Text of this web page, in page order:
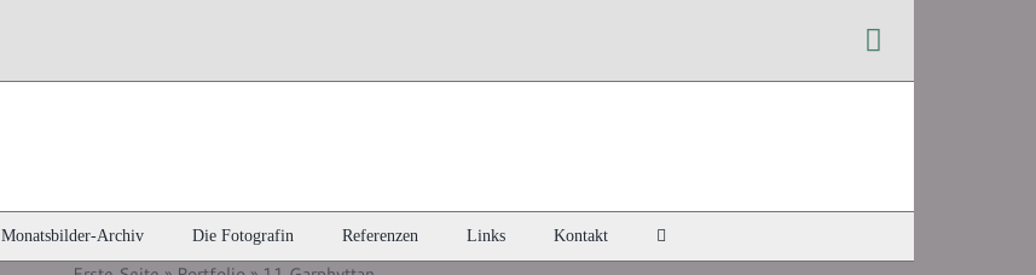
Instagram
Monatsbilder-Archiv Die Fotografin Referenzen Links Kontakt